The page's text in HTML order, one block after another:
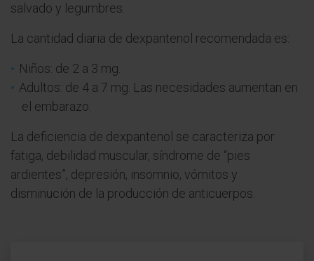
salvado y legumbres.
La cantidad diaria de dexpantenol recomendada es:
Niños: de 2 a 3 mg.
Adultos: de 4 a 7 mg. Las necesidades aumentan en
el embarazo.
La deficiencia de dexpantenol se caracteriza por
fatiga, debilidad muscular, síndrome de “pies
ardientes”, depresión, insomnio, vómitos y
disminución de la producción de anticuerpos.